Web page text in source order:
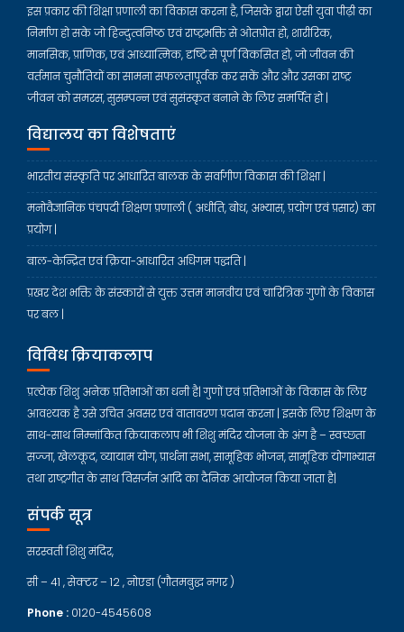
इस प्रकार की शिक्षा प्रणाली का विकास करना है, जिसके द्वारा ऐसी युवा पीढ़ी का
निर्माण हो सके जो हिन्दुत्वनिष्ठ एवं राष्ट्रभक्ति से ओतप्रोत हो, शारीरिक,
मानसिक, प्राणिक, एवं आध्यात्मिक, दृष्टि से पूर्ण विकसित हो, जो जीवन की
वर्तमान चुनौतियों का सामना सफलतापूर्वक कर सकें और और उसका राष्ट्र
जीवन को समरस, सुसम्पन्न एवं सुसंस्कृत बनाने के लिए समर्पित हो |
विद्यालय का विशेषताएं
भारतीय संस्कृति पर आधारित बालक के सर्वांगीण विकास की शिक्षा |
मनोवैज्ञानिक पंचपदी शिक्षण प्रणाली ( अधीति, बोध, अभ्यास, प्रयोग एवं प्रसार) का
प्रयोग |
बाल-केन्द्रित एवं क्रिया-आधारित अधिगम पद्धति |
प्रखर देश भक्ति के संस्कारों से युक्त उत्तम मानवीय एवं चारित्रिक गुणों के विकास
पर बल |
विविध क्रियाकलाप
प्रत्येक शिशु अनेक प्रतिभाओं का धनी है| गुणों एवं प्रतिभाओं के विकास के लिए
आवश्यक है उसे उचित अवसर एवं वातावरण प्रदान करना | इसके लिए शिक्षण के
साथ-साथ निम्नांकित क्रियाकलाप भी शिशु मंदिर योजना के अंग है – स्वच्छता
सज्जा, खेलकूद, व्यायाम योग, प्रार्थना सभा, सामूहिक भोजन, सामूहिक योगाभ्यास
तथा राष्ट्रगीत के साथ विसर्जन आदि का दैनिक आयोजन किया जाता है|
संपर्क सूत्र
सरस्वती शिशु मंदिर,
सी – 41 , सेक्टर – 12 , नोएडा (गौतमबुद्ध नगर )
Phone : 0120-4545608